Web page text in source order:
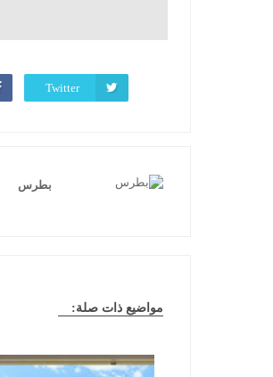
Twitter
بطرس
مواضيع ذات صلة: